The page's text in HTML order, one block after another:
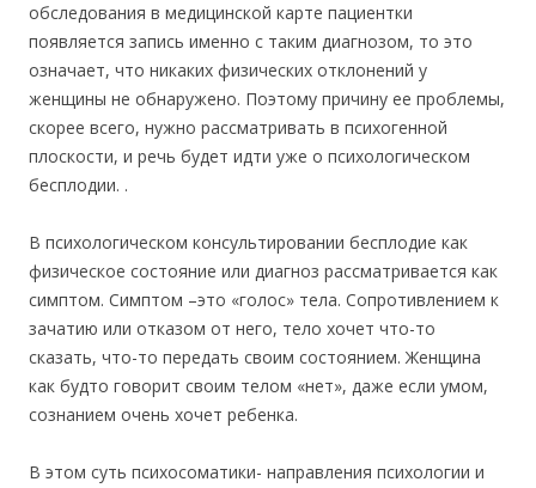
обследования в медицинской карте пациентки
появляется запись именно с таким диагнозом, то это
означает, что никаких физических отклонений у
женщины не обнаружено. Поэтому причину ее проблемы,
скорее всего, нужно рассматривать в психогенной
плоскости, и речь будет идти уже о психологическом
бесплодии. .
В психологическом консультировании бесплодие как
физическое состояние или диагноз рассматривается как
симптом. Симптом –это «голос» тела. Сопротивлением к
зачатию или отказом от него, тело хочет что-то
сказать, что-то передать своим состоянием. Женщина
как будто говорит своим телом «нет», даже если умом,
сознанием очень хочет ребенка.
В этом суть психосоматики- направления психологии и